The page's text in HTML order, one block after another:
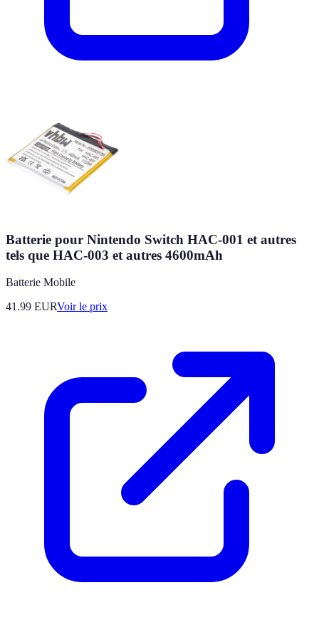
Batterie pour Nintendo Switch HAC-001 et autres
tels que HAC-003 et autres 4600mAh
Batterie Mobile
41.99 EURVoir le prix